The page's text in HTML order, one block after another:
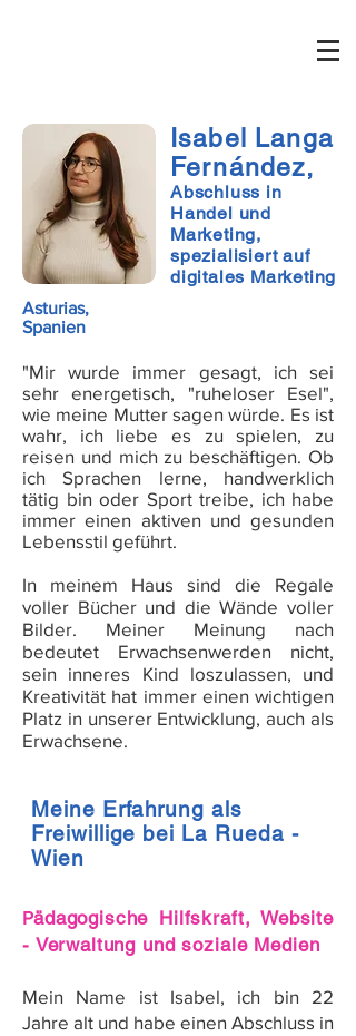
Isabel Langa
Fernández,
Abschluss in
Handel und
Marketing,
spezialisiert auf
digitales Marketing
Asturias,
Spanien
"Mir wurde immer gesagt, ich
sei
sehr energetisch, "ruheloser Esel",
wie meine Mutter sagen würde. Es ist
wahr, ich liebe es zu spielen, zu
reisen und mich zu beschäftigen.Ob
ich
Sprachen lerne, handwerklich
tätig bin oder Sport treibe, ich habe
immer einen aktiven und gesunden
Lebensstil geführt.
In meinem Haus sind die
Regale
voller Bücherund die Wände voller
Bilder. Meiner Meinung
nach
bedeutet Erwachsenwerden nicht,
sein
inneres Kind loszulassen, und
Kreativität hat immer einen wichtigen
Platz in unserer Entwicklung,auch als
Erwachsene.
Meine Erfahrung als
Freiwillige bei La Rueda -
Wien
Pädagogische Hilfskraft, Website
- Verwaltung und soziale Medien
Mein Name ist Isabel, ich bin 22
Jahre alt und habe einen Abschluss in